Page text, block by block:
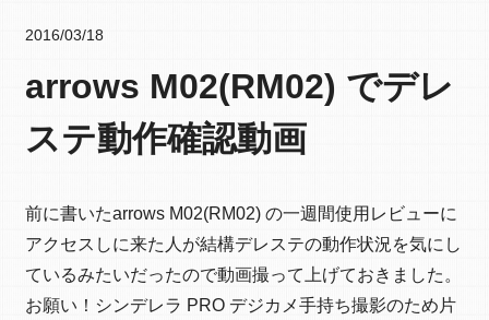
2016/03/18
arrows M02(RM02) でデレ
ステ動作確認動画
前に書いたarrows M02(RM02) の一週間使用レビューに
アクセスしに来た人が結構デレステの動作状況を気にし
ているみたいだったので動画撮って上げておきました。
お願い！シンデレラ PRO デジカメ手持ち撮影のため片